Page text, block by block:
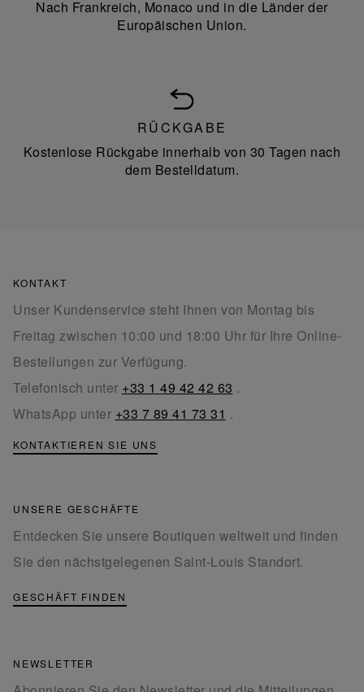
Nach Frankreich, Monaco und in die Länder der
Europäischen Union.
RÜCKGABE
Kostenlose Rückgabe innerhalb von 30 Tagen nach
dem Bestelldatum.
KONTAKT
Unser Kundenservice steht Ihnen von Montag bis
Freitag zwischen 10:00 und 18:00 Uhr für Ihre Online-
Bestellungen zur Verfügung.
Telefonisch unter +33 1 49 42 42 63 .
WhatsApp unter +33 7 89 41 73 31 .
KONTAKTIEREN SIE UNS
UNSERE GESCHÄFTE
Entdecken Sie unsere Boutiquen weltweit und finden
Sie den nächstgelegenen Saint-Louis Standort.
GESCHÄFT FINDEN
NEWSLETTER